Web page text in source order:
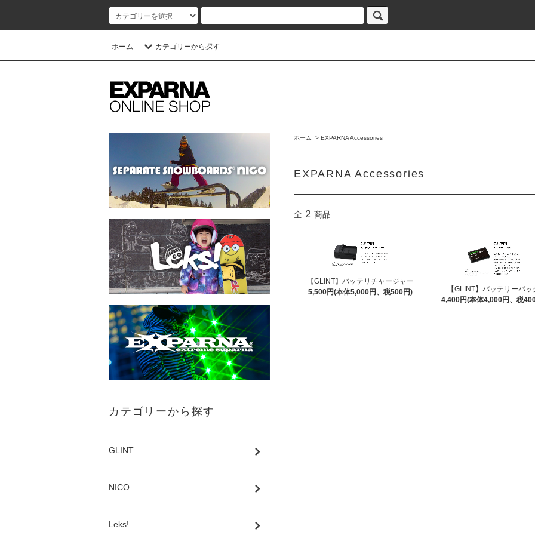
ホーム カテゴリーから探す
ホーム > EXPARNA Accessories
EXPARNA Accessories
全 2 商品
【GLINT】バッテリチャージャー
5,500円(本体5,000円、税500円)
【GLINT】バッテリーパッ
4,400円(本体4,000円、税
カテゴリーから探す
GLINT
NICO
Leks!